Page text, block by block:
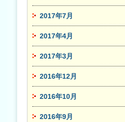
2017年7月
2017年4月
2017年3月
2016年12月
2016年10月
2016年9月